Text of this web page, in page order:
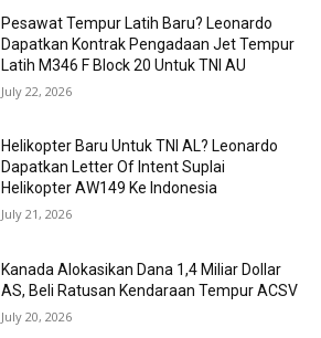
Pesawat Tempur Latih Baru? Leonardo
Dapatkan Kontrak Pengadaan Jet Tempur
Latih M346 F Block 20 Untuk TNI AU
July 22, 2026
Helikopter Baru Untuk TNI AL? Leonardo
Dapatkan Letter Of Intent Suplai
Helikopter AW149 Ke Indonesia
July 21, 2026
Kanada Alokasikan Dana 1,4 Miliar Dollar
AS, Beli Ratusan Kendaraan Tempur ACSV
July 20, 2026